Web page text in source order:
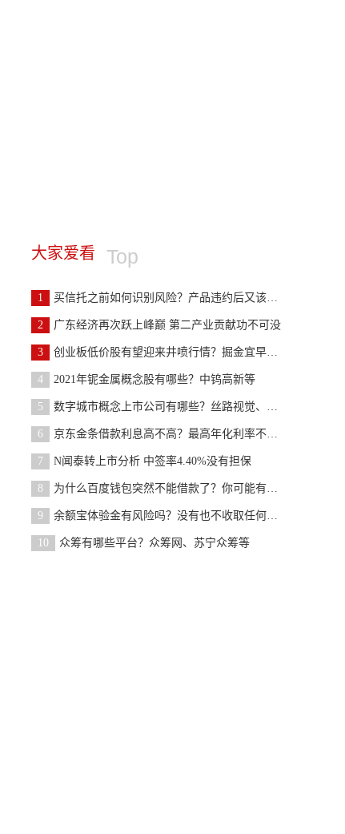
大家爱看 Top
1 买信托之前如何识别风险？产品违约后又该如何维权？
2 广东经济再次跃上峰巅 第二产业贡献功不可没
3 创业板低价股有望迎来井喷行情？掘金宜早不宜迟
4 2021年铌金属概念股有哪些？中钨高新等
5 数字城市概念上市公司有哪些？丝路视觉、城地香江等
6 京东金条借款利息高不高？最高年化利率不超过36%
7 N闻泰转上市分析 中签率4.40%没有担保
8 为什么百度钱包突然不能借款了？你可能有不良行为
9 余额宝体验金有风险吗？没有也不收取任何费用
10 众筹有哪些平台？众筹网、苏宁众筹等